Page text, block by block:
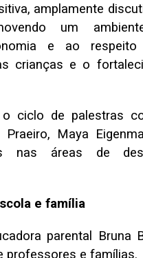
amplamente
um
e ao
crianças e o
o ciclo de palestras
Praeiro, Maya
nas áreas de
e família
parental Bruna
professores e famílias.